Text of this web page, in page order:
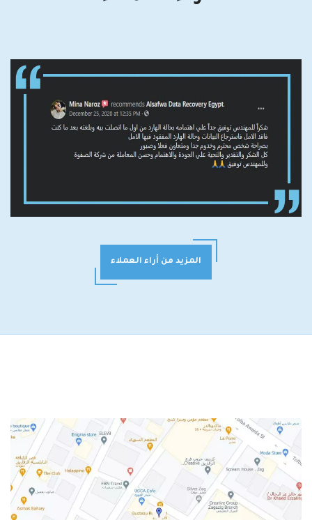
المزيد من أراء العملاء